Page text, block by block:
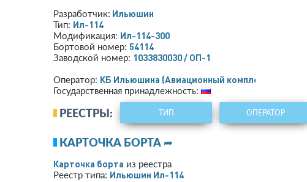
Разработчик: Ильюшин
Тип: Ил-114
Модификация: Ил-114-300
Бортовой номер: 54114
Заводской номер: 1033830030 / ОП-1
Оператор: КБ Ильюшина (Авиационный комплекс)
Государственная принадлежность:
РЕЕСТРЫ: ТИП ОПЕРАТОР
КАРТОЧКА БОРТА ➦
Карточка борта из реестра
Реестр типа: Ильюшин Ил-114